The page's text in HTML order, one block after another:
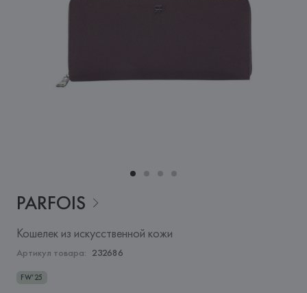
PARFOIS
Кошелек из искусственной кожи
Артикул товара: 232686
FW’25